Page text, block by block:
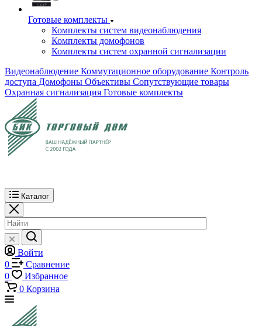
Готовые комплекты
Комплекты систем видеонаблюдения
Комплекты домофонов
Комплекты систем охранной сигнализации
Видеонаблюдение Коммутационное оборудование Контроль
доступа Домофоны Объективы Сопутствующие товары
Охранная сигнализация Готовые комплекты
Каталог
Войти
0
Сравнение
0
Избранное
0 Корзина